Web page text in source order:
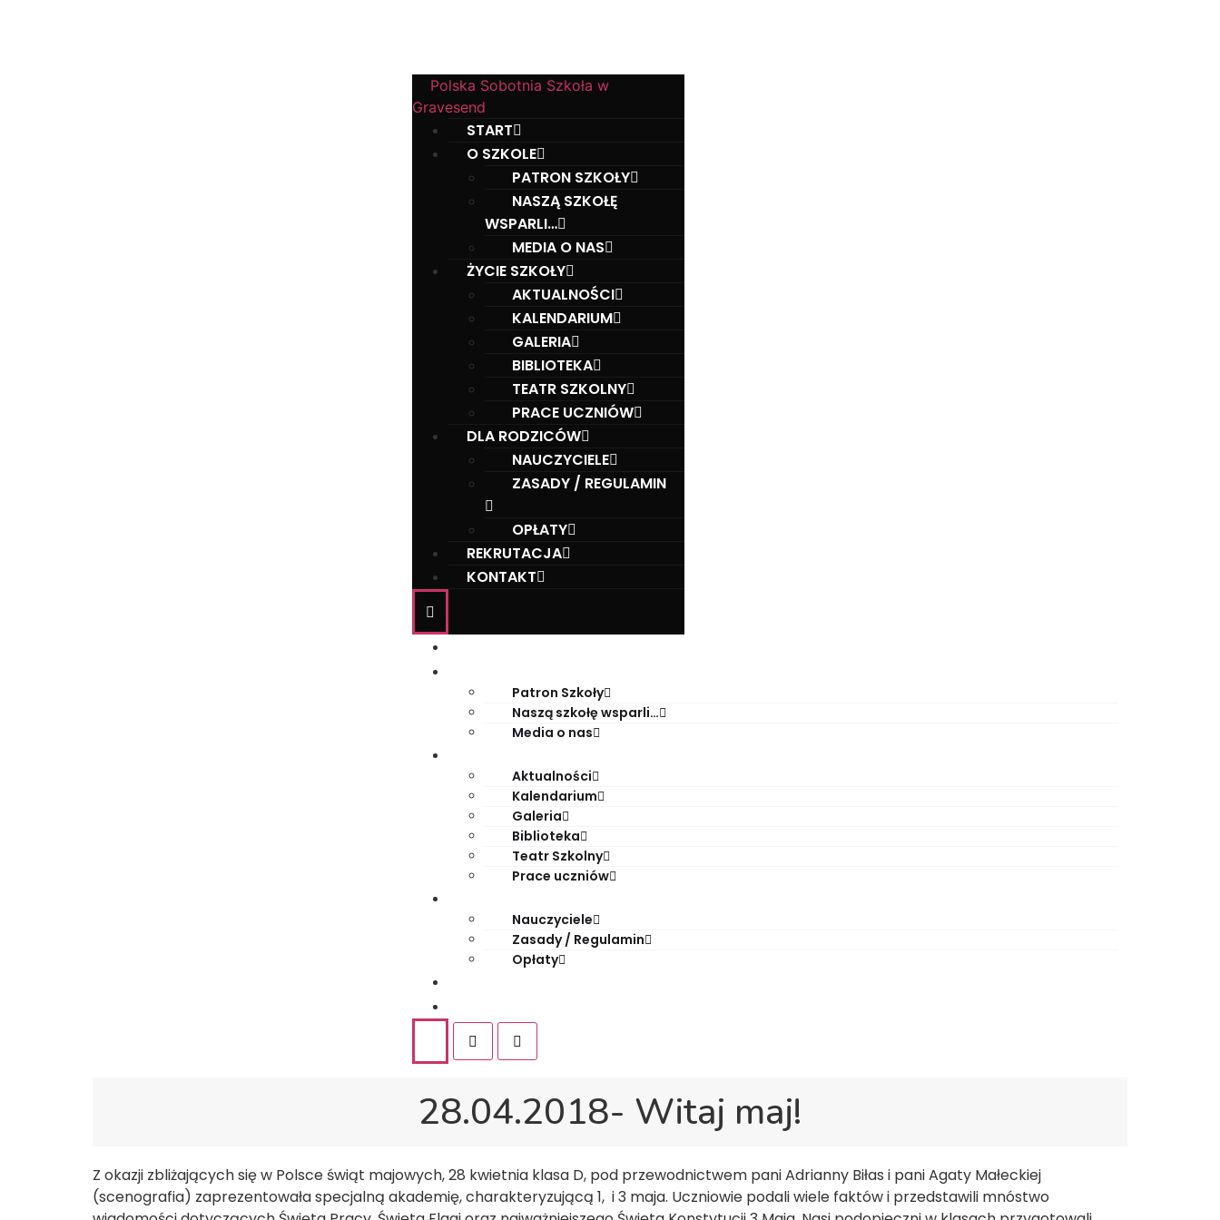
Polska Sobotnia Szkoła w
Gravesend
START
O SZKOLE
PATRON SZKOŁY
NASZĄ SZKOŁĘ
WSPARLI…
MEDIA O NAS
ŻYCIE SZKOŁY
AKTUALNOŚCI
KALENDARIUM
GALERIA
BIBLIOTEKA
TEATR SZKOLNY
PRACE UCZNIÓW
DLA RODZICÓW
NAUCZYCIELE
ZASADY / REGULAMIN
OPŁATY
REKRUTACJA
KONTAKT
Patron Szkoły
Naszą szkołę wsparli…
Media o nas
Aktualności
Kalendarium
Galeria
Biblioteka
Teatr Szkolny
Prace uczniów
Nauczyciele
Zasady / Regulamin
Opłaty
28.04.2018- Witaj maj!
Z okazji zbliżających się w Polsce świąt majowych, 28 kwietnia klasa D, pod przewodnictwem pani Adrianny Biłas i pani Agaty Małeckiej
(scenografia) zaprezentowała specjalną akademię, charakteryzującą 1, i 3 maja. Uczniowie podali wiele faktów i przedstawili mnóstwo